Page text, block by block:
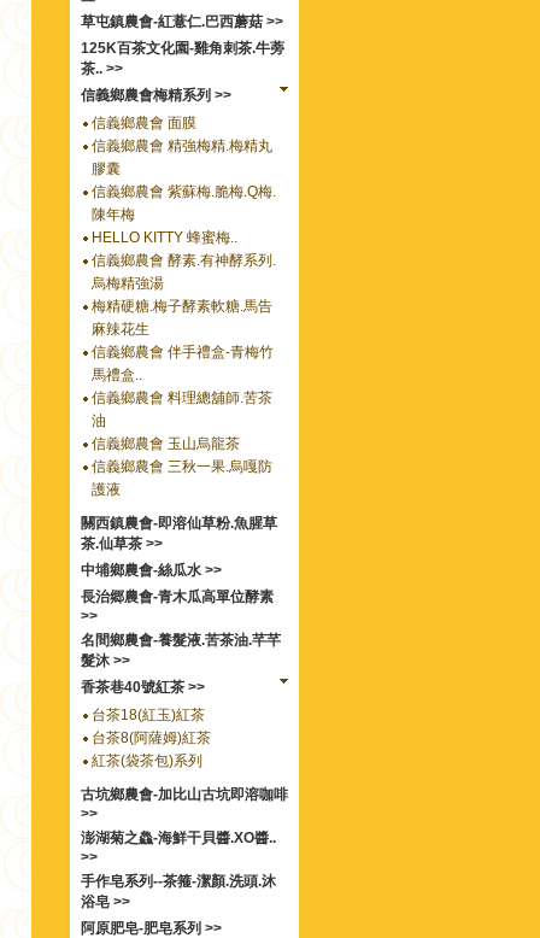
草屯鎮農會-紅薏仁.巴西蘑菇 >>
125K百茶文化園-雞角刺茶.牛蒡
茶.. >>
信義鄉農會梅精系列 >>
信義鄉農會 面膜
信義鄉農會 精強梅精.梅精丸
膠囊
信義鄉農會 紫蘇梅.脆梅.Q梅.
陳年梅
HELLO KITTY 蜂蜜梅..
信義鄉農會 酵素.有神酵系列.
烏梅精強湯
梅精硬糖.梅子酵素軟糖.馬告
麻辣花生
信義鄉農會 伴手禮盒-青梅竹
馬禮盒..
信義鄉農會 料理總舖師.苦茶
油
信義鄉農會 玉山烏龍茶
信義鄉農會 三秋一果.烏嘎防
護液
關西鎮農會-即溶仙草粉.魚腥草
茶.仙草茶 >>
中埔鄉農會-絲瓜水 >>
長治郷農會-青木瓜高單位酵素
>>
名間鄉農會-養髮液.苦茶油.芊芊
髮沐 >>
香茶巷40號紅茶 >>
台茶18(紅玉)紅茶
台茶8(阿薩姆)紅茶
紅茶(袋茶包)系列
古坑鄉農會-加比山古坑即溶咖啡
>>
澎湖菊之鱻-海鮮干貝醬.XO醬..
>>
手作皂系列--茶箍-潔顏.洗頭.沐
浴皂 >>
阿原肥皂-肥皂系列 >>